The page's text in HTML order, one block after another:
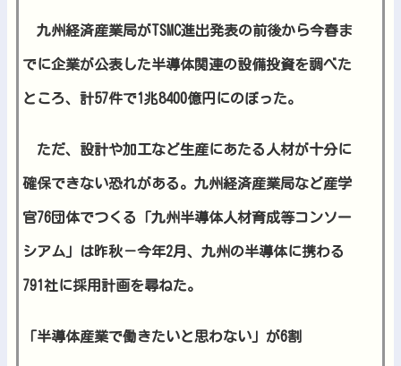
九州経済産業局がTSMC進出発表の前後から今春ま
でに企業が公表した半導体関連の設備投資を調べた
ところ、計57件で1兆8400億円にのぼった。
ただ、設計や加工など生産にあたる人材が十分に
確保できない恐れがある。九州経済産業局など産学
官76団体でつくる「九州半導体人材育成等コンソー
シアム」は昨秋－今年2月、九州の半導体に携わる
791社に採用計画を尋ねた。
「半導体産業で働きたいと思わない」が6割